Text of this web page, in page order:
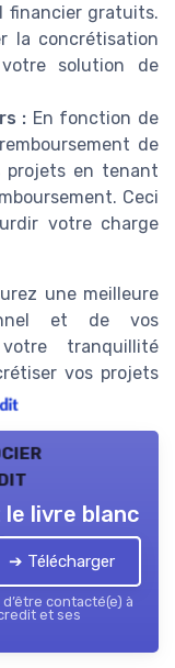
financier gratuits.
la concrétisation
solution de
: En fonction de
de
projets en tenant
Ceci
votre charge
une meilleure
et de vos
tranquillité
vos projets
livre blanc
➔ Télécharger
contacté(e) à
et ses